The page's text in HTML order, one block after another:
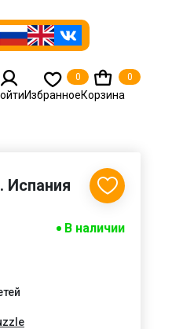
Избранное
0
Корзина
0
Испания
В наличии